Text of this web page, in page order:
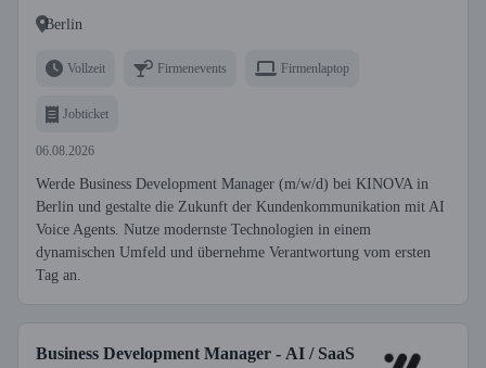
Berlin
Vollzeit Firmenevents Firmenlaptop
Jobticket
06.08.2026
Werde Business Development Manager (m/w/d) bei KINOVA in
Berlin und gestalte die Zukunft der Kundenkommunikation mit AI
Voice Agents. Nutze modernste Technologien in einem
dynamischen Umfeld und übernehme Verantwortung vom ersten
Tag an.
Business Development Manager - AI / SaaS